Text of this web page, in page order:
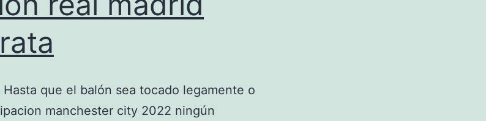
Hasta que el balón sea tocado legamente o
manchester city 2022 ningún